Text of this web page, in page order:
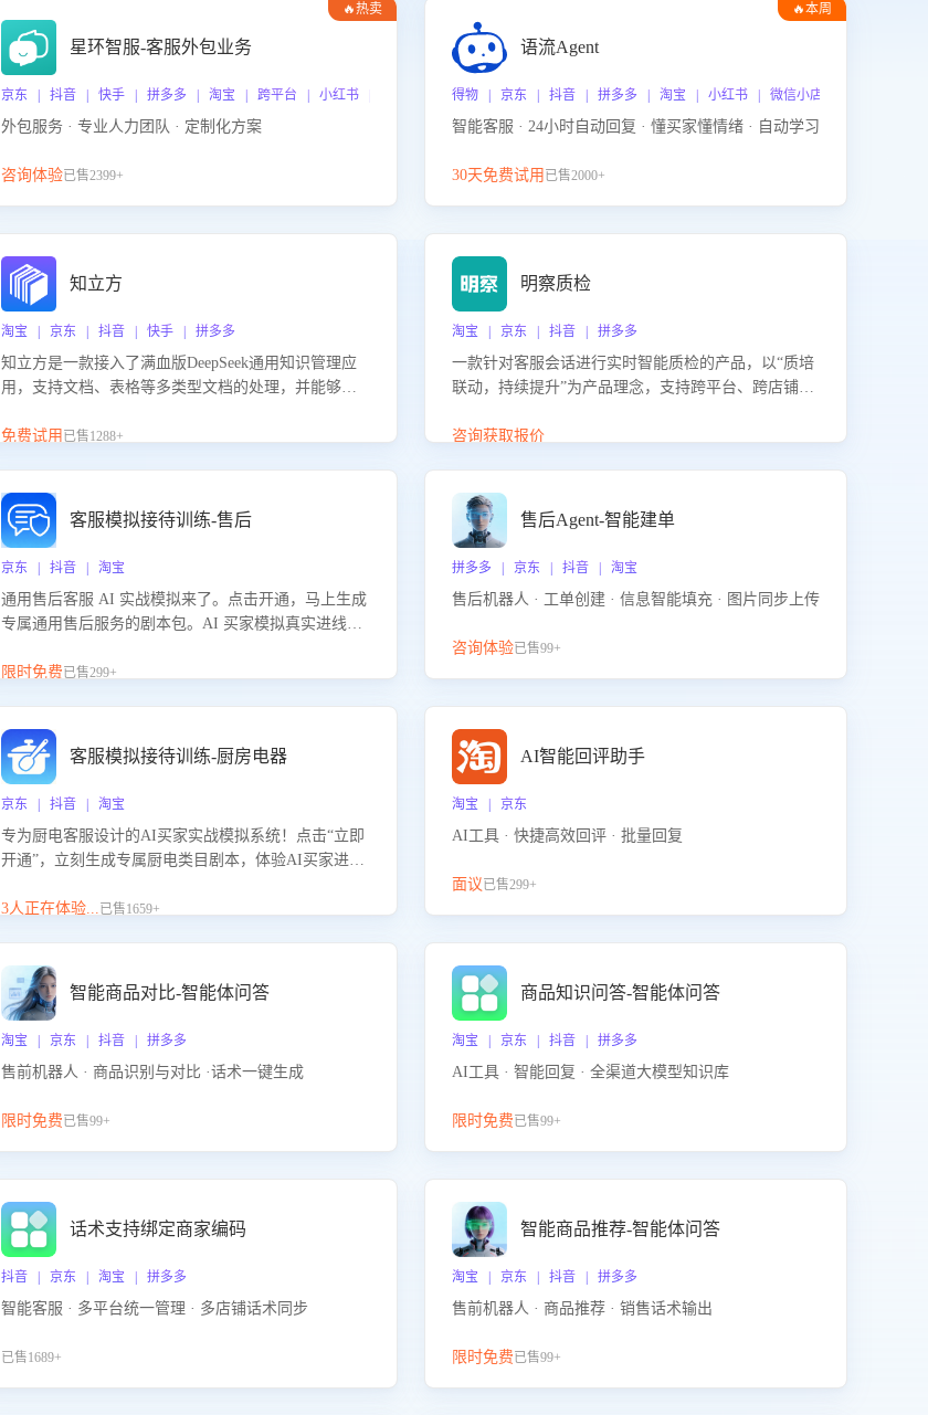
🔥热卖
星环智服-客服外包业务
京东 | 抖音 | 快手 | 拼多多 | 淘宝 | 跨平台 | 小红书 | 得物 | 企业微信
外包服务 · 专业人力团队 · 定制化方案
咨询体验已售2399+
🔥本周
语流Agent
得物 | 京东 | 抖音 | 拼多多 | 淘宝 | 小红书 | 微信小店 | 快手 | 唯品
智能客服 · 24小时自动回复 · 懂买家懂情绪 · 自动学习
30天免费试用 已售2000+
知立方
淘宝 | 京东 | 抖音 | 快手 | 拼多多
知立方是一款接入了满血版DeepSeek通用知识管理应
用，支持文档、表格等多类型文档的处理，并能够基
景提供强大的知识支持，帮助用户高效管理和利用知
免费试用 已售1288+
明察质检
淘宝 | 京东 | 抖音 | 拼多多
一款针对客服会话进行实时智能质检的产品，以“质培
联动，持续提升”为产品理念，支持跨平台、跨店铺的
联动，持续提升客服团队的销服能力。
咨询获取报价
客服模拟接待训练-售后
京东 | 抖音 | 淘宝
通用售后客服 AI 实战模拟来了。点击开通，马上生成
专属通用售后服务的剧本包。AI 买家模拟真实进线咨
咨询等售后场景的应对要点，轻松提升服务能力。
限时免费已售299+
售后Agent-智能建单
拼多多 | 京东 | 抖音 | 淘宝
售后机器人 · 工单创建 · 信息智能填充 · 图片同步上传
咨询体验已售99+
客服模拟接待训练-厨房电器
京东 | 抖音 | 淘宝
专为厨电客服设计的AI买家实战模拟系统！点击“立即
开通”，立刻生成专属厨电类目剧本，体验AI买家进线
能咨询”等真实场景应对技巧！
3人正在体验...已售1659+
AI智能回评助手
淘宝 | 京东
AI工具 · 快捷高效回评 · 批量回复
面议已售299+
智能商品对比-智能体问答
淘宝 | 京东 | 抖音 | 拼多多
售前机器人 · 商品识别与对比 ·话术一键生成
限时免费已售99+
商品知识问答-智能体问答
淘宝 | 京东 | 抖音 | 拼多多
AI工具 · 智能回复 · 全渠道大模型知识库
限时免费已售99+
话术支持绑定商家编码
抖音 | 京东 | 淘宝 | 拼多多
智能客服 · 多平台统一管理 · 多店铺话术同步
已售1689+
智能商品推荐-智能体问答
淘宝 | 京东 | 抖音 | 拼多多
售前机器人 · 商品推荐 · 销售话术输出
限时免费已售99+